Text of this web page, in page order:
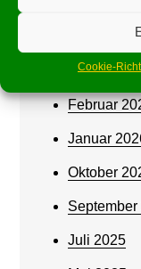
Cookie-
März 2026
Februar
Januar
Oktober
September
Juli 2025